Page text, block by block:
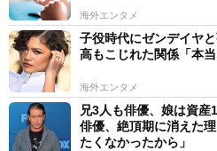
海外エンタメ
子役時代にゼンデイヤ
高もこじれた関係「本
海外エンタメ
兄3人も俳優、娘は資
俳優、絶頂期に消えた
たくなかったから」